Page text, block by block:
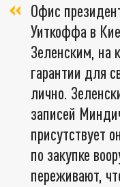
Офис
Уиткоффа в
Зеленским, на
гарантии для
лично.
записей
присутствует
по закупке
переживают,